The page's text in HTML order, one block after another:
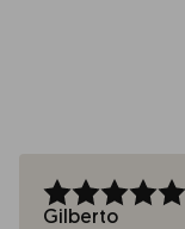
Gilberto